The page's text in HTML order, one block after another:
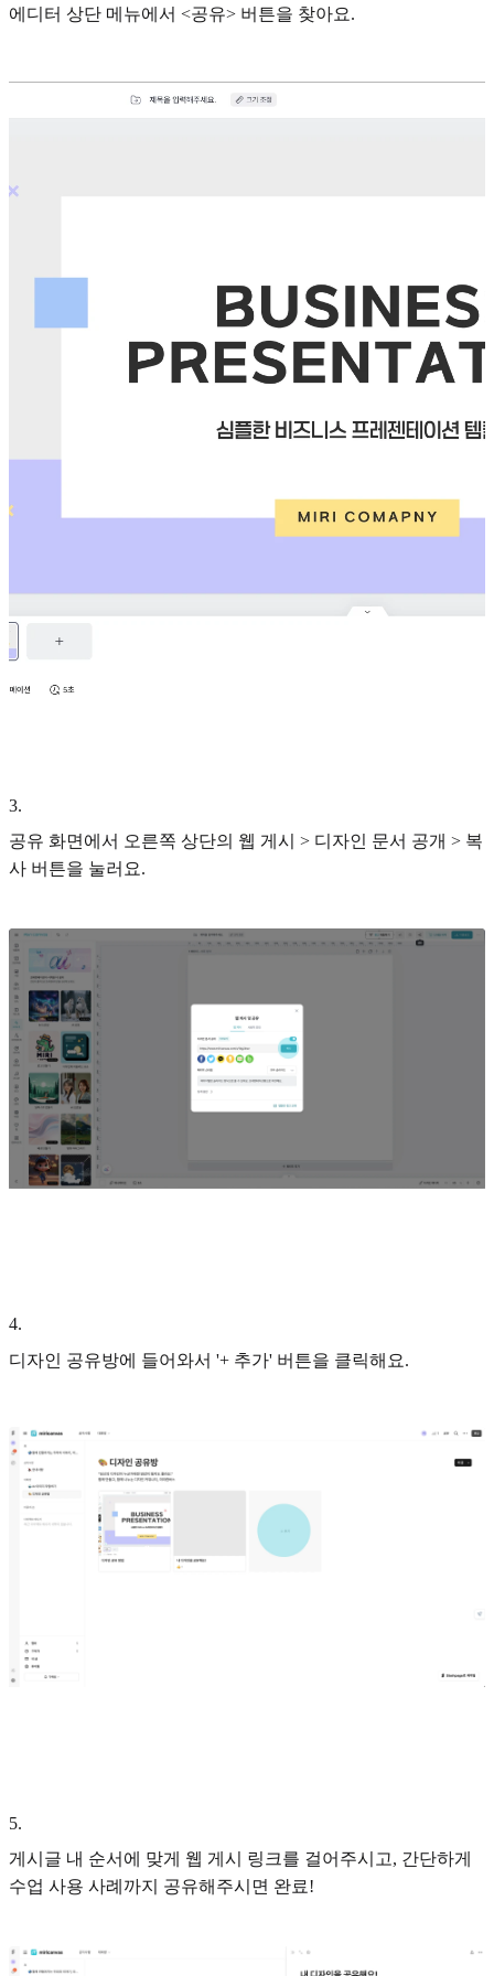
에디터 상단 메뉴에서 <공유> 버튼을 찾아요.
3.
공유 화면에서 오른쪽 상단의 웹 게시 > 디자인 문서 공개 > 복
사 버튼을 눌러요.
4.
디자인 공유방에 들어와서 '+ 추가' 버튼을 클릭해요.
5.
게시글 내 순서에 맞게 웹 게시 링크를 걸어주시고, 간단하게
수업 사용 사례까지 공유해주시면 완료!